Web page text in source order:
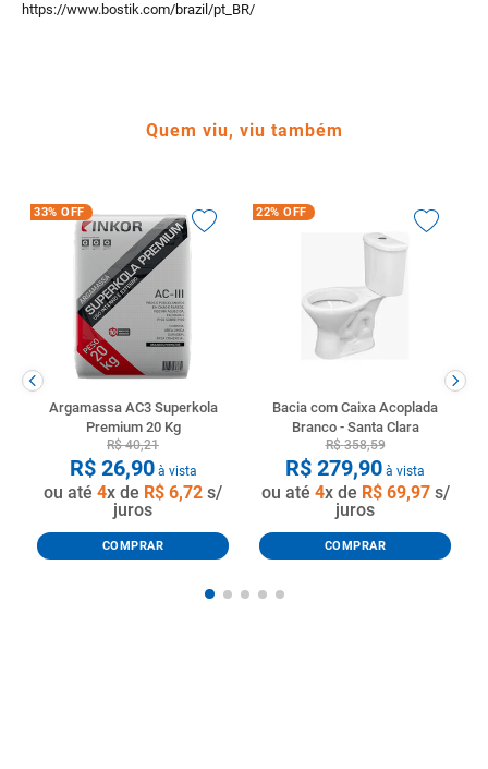
https://www.bostik.com/brazil/pt_BR/
Quem viu, viu também
33% OFF
Argamassa AC3 Superkola
Premium 20 Kg
R$ 40,21
R$ 26,90à vista
ou até 4x de R$ 6,72 s/
juros
COMPRAR
22% OFF
Bacia com Caixa Acoplada
Branco - Santa Clara
R$ 358,59
R$ 279,90 à vista
ou até 4x de R$ 69,97s/
juros
COMPRAR